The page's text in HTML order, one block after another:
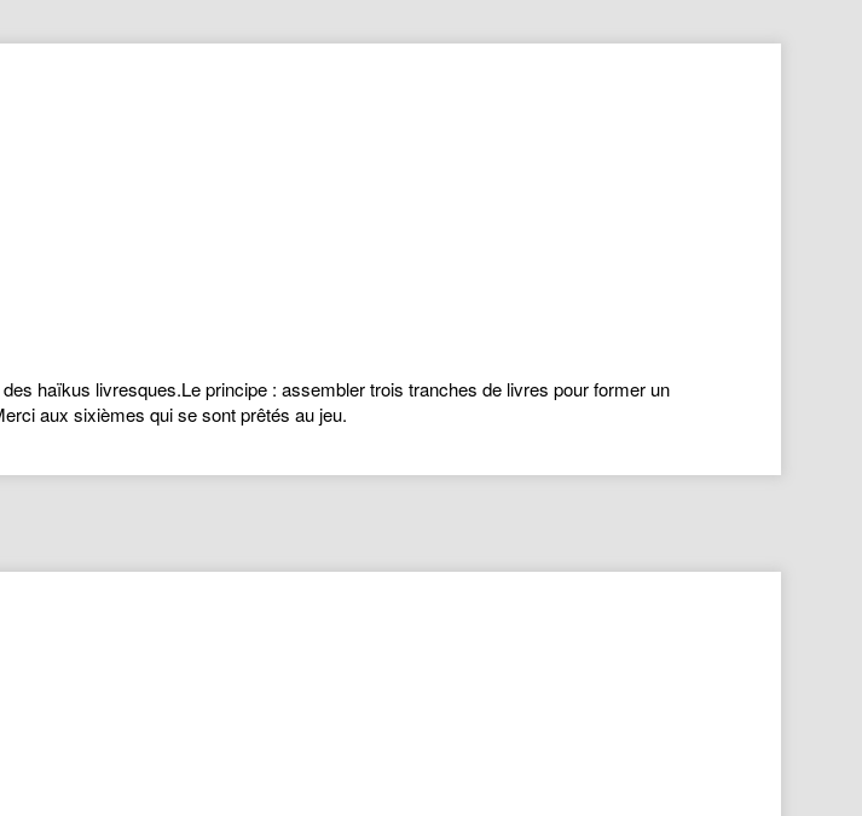
haïkus livresques.Le principe : assembler trois tranches de livres pour former un
aux sixièmes qui se sont prêtés au jeu.